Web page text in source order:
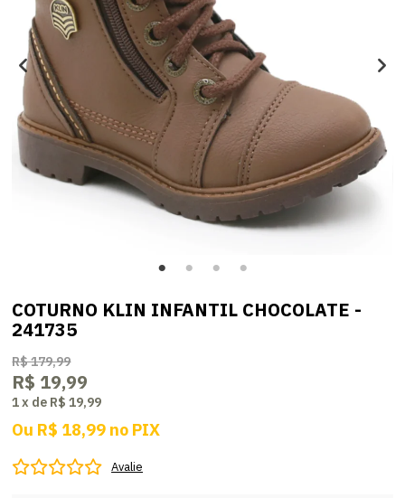
COTURNO KLIN INFANTIL CHOCOLATE -
241735
R$ 179,99
R$ 19,99
1x de R$ 19,99
Ou R$ 18,99 no PIX
Avalie